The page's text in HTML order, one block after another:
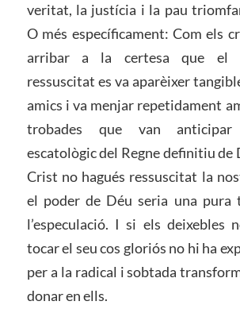
veritat, la justícia i la pau
O més específicament: Com els
arribar a la certesa que el
ressuscitat es va aparèixer
amics i va menjar repetidament
trobades que van
escatològic del Regne definitiu de
Crist no hagués ressuscitat la
el poder de Déu seria una
l’especulació. I si els deixebles
tocar el seu cos gloriós no hi ha
per a la radical i sobtada
donar en ells.